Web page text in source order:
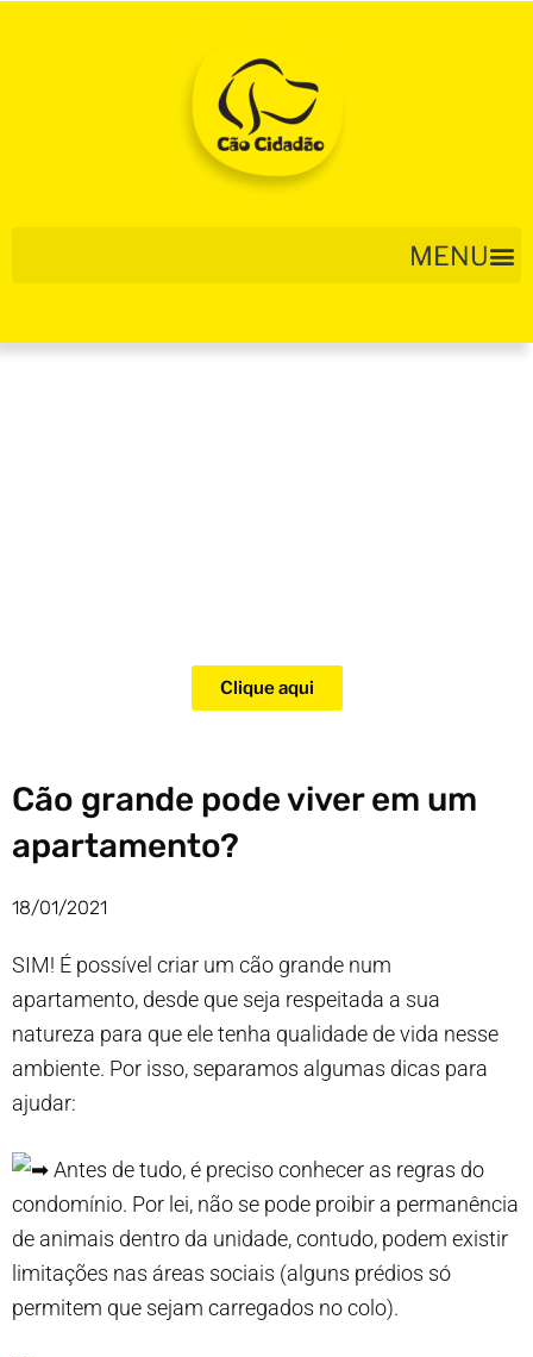
Clique aqui
Cão grande pode viver em um
apartamento?
18/01/2021
SIM! É possível criar um cão grande num
apartamento, desde que seja respeitada a sua
natureza para que ele tenha qualidade de vida nesse
ambiente. Por isso, separamos algumas dicas para
ajudar:
Antes de tudo, é preciso conhecer as regras do
condomínio. Por lei, não se pode proibir a permanência
de animais dentro da unidade, contudo, podem existir
limitações nas áreas sociais (alguns prédios só
permitem que sejam carregados no colo).